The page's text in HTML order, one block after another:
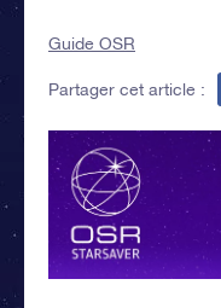
Guide OSR
Partager cet article :